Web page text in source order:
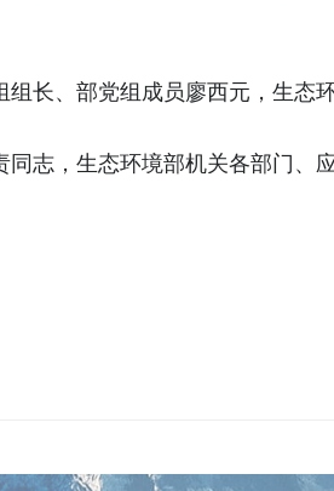
长、部党组成员廖西元，生态
志，生态环境部机关各部门、